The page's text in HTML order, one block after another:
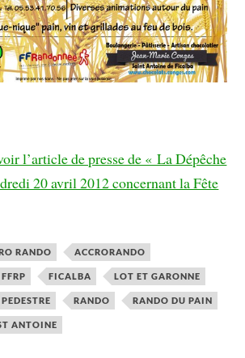
l’article de presse de « La Dépêche
20 avril 2012 concernant la Fête
RANDO ACCRORANDO
FFRP FICALBA LOT ET GARONNE
PEDESTRE RANDO RANDO DU PAIN
ANTOINE